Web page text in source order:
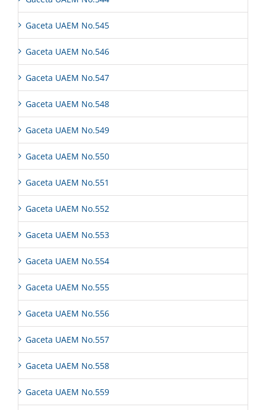
Gaceta UAEM No.545
Gaceta UAEM No.546
Gaceta UAEM No.547
Gaceta UAEM No.548
Gaceta UAEM No.549
Gaceta UAEM No.550
Gaceta UAEM No.551
Gaceta UAEM No.552
Gaceta UAEM No.553
Gaceta UAEM No.554
Gaceta UAEM No.555
Gaceta UAEM No.556
Gaceta UAEM No.557
Gaceta UAEM No.558
Gaceta UAEM No.559